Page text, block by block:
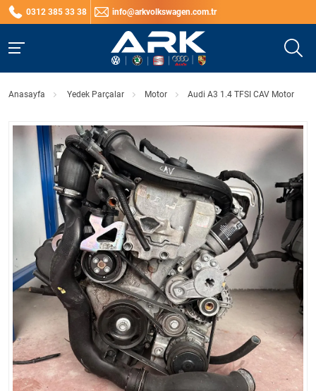
0312 385 33 38 info@arkvolkswagen.com.tr
Anasayfa Yedek Parçalar Motor Audi A3 1.4 TFSI CAV Motor